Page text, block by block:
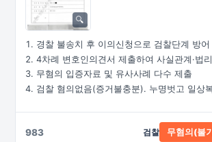
경찰 불송치 후 이의신청으로 검찰단계 방어
4차례 변호인의견서 제출하여 사실관계·법
무혐의 입증자료 및 유사사례 다수 제출
검찰 혐의없음(증거불충분). 누명벗고 일상
983 검찰 무혐의(불